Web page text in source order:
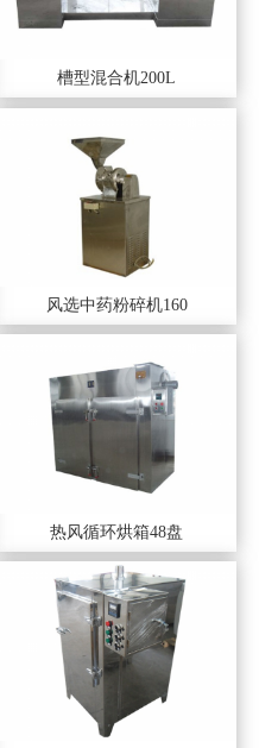
槽型混合机200L
风选中药粉碎机160
热风循环烘箱48盘